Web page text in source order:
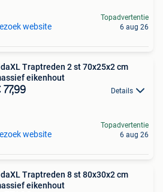
website
Topadvertentie
6 aug 26
Traptreden 2 st 70x25x2 cm
eikenhout
77,99 Details
website
Topadvertentie
6 aug 26
Traptreden 8 st 80x30x2 cm
eikenhout